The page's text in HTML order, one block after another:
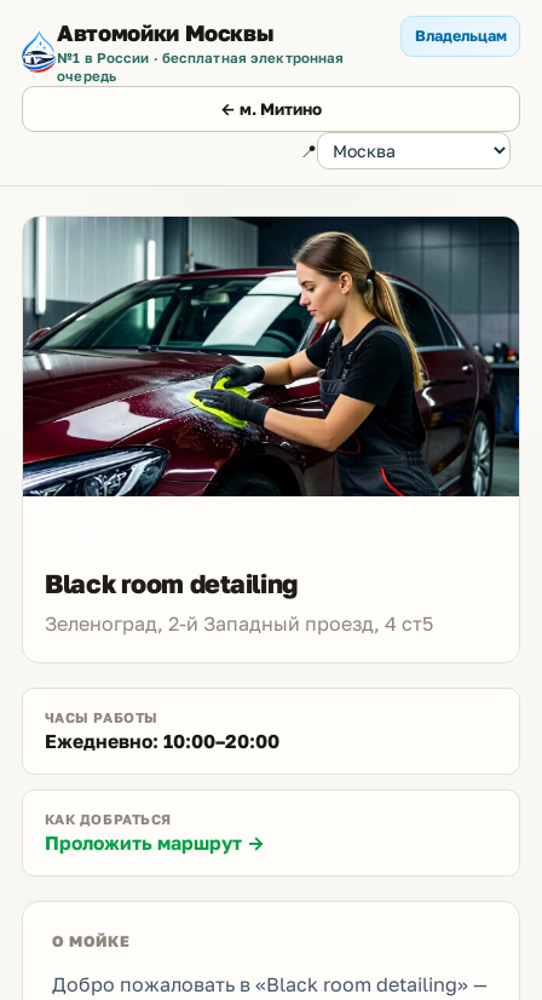
Автомойки Москвы
№1 в России · бесплатная электронная
очередь
← м. Митино
📍
Владельцам
Black room detailing
Зеленоград, 2-й Западный проезд, 4 ст5
ЧАСЫ РАБОТЫ
Ежедневно: 10:00–20:00
КАК ДОБРАТЬСЯ
Проложить маршрут →
О МОЙКЕ
Добро пожаловать в «Black room detailing» —